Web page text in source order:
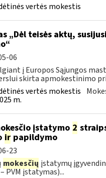
vertės mokestis
„Dėl teisės aktų,
06
į Europos Sąjungos
skirta apmokestinimo
vertės mokestis
m.
įstatymo 2
irpapildymo
23
mokesčių įstatymų
PVM įstatymas)...